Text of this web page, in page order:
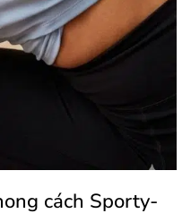
cách Sporty-